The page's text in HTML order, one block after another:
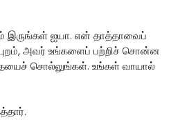
இருங்கள் ஐயா. என் தாத்தாவைப்
அவர் உங்களைப் பற்றிச் சொன்ன
சொல்லுங்கள். உங்கள் வாயால்